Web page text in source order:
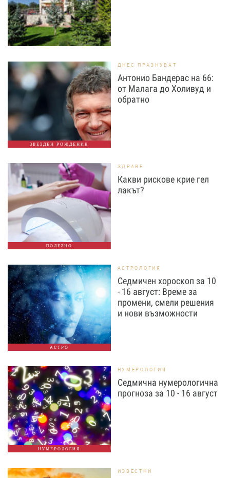
ЗВЕЗДЕН РОЖДЕНИК
ДНЕС ПРАЗНУВАТ
Антонио Бандерас на 66:
от Малага до Холивуд и
обратно
ПОЛЕЗНО
ЗДРАВЕ
Какви рискове крие гел
лакът?
АСТРО
АСТРОЛОГИЯ
Седмичен хороскоп за 10
- 16 август: Време за
промени, смели решения
и нови възможности
НУМЕРОЛОГИЯ
НУМЕРОЛОГИЯ
Седмична нумерологична
прогноза за 10 - 16 август
ИЗВЕСТНИ